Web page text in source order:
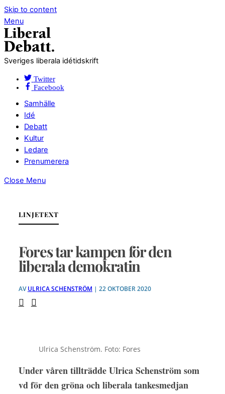
Skip to content
Menu
Sveriges liberala idétidskrift
Twitter
Facebook
Samhälle
Idé
Debatt
Kultur
Ledare
Prenumerera
Close Menu
LINJETEXT
Fores tar kampen för den
liberala demokratin
AVULRICA SCHENSTRÖM | 22 OKTOBER 2020
Ulrica Schenström. Foto: Fores
Under våren tillträdde Ulrica Schenström som
vd för den gröna och liberala tankesmedjan